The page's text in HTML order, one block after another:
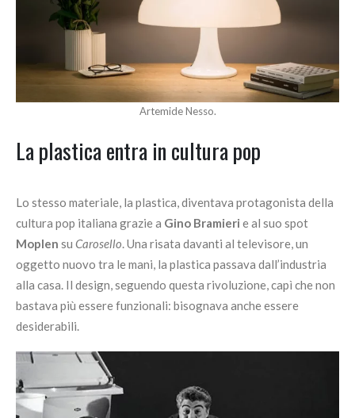
Artemide Nesso.
La plastica entra in cultura pop
Lo stesso materiale, la plastica, diventava protagonista della
cultura pop italiana grazie a Gino Bramieri e al suo spot
Moplen su Carosello. Una risata davanti al televisore, un
oggetto nuovo tra le mani, la plastica passava dall’industria
alla casa. Il design, seguendo questa rivoluzione, capì che non
bastava più essere funzionali: bisognava anche essere
desiderabili.